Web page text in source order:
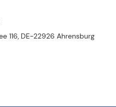
116, DE-22926 Ahrensburg